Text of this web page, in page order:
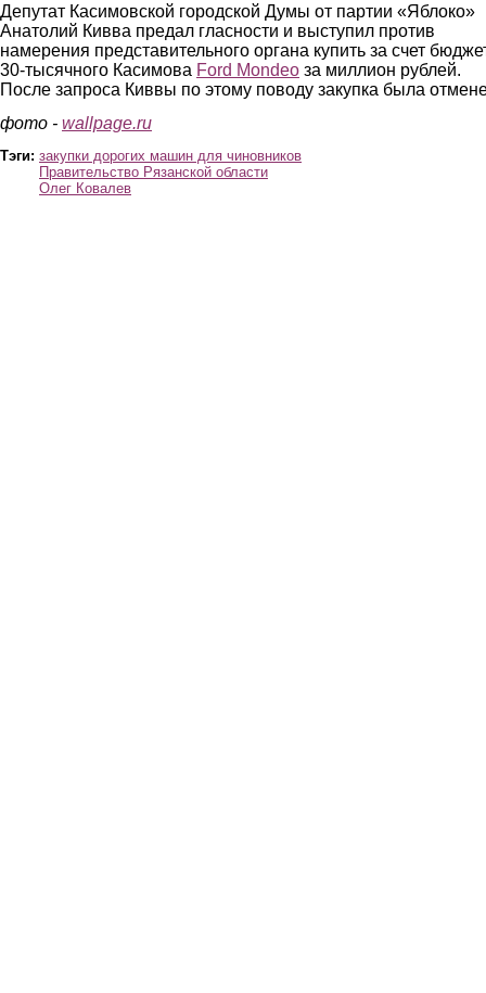
Депутат Касимовской городской Думы от партии «Яблоко»
Анатолий Кивва предал гласности и выступил против
намерения представительного органа купить за счет
30-тысячного Касимова Ford Mondeo за миллион рублей.
После запроса Киввы по этому поводу закупка была
фото - wallpage.ru
Тэги: закупки дорогих машин для чиновников
Правительство Рязанской области
Олег Ковалев